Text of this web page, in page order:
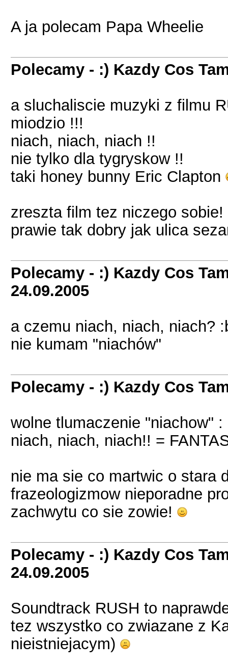
A ja polecam Papa Wheelie
Polecamy - :) Kazdy Cos
a sluchaliscie muzyki z filmu
miodzio !!!
niach, niach, niach !!
nie tylko dla tygryskow !!
taki honey bunny Eric Clapton
zreszta film tez niczego sobie!
prawie tak dobry jak ulica
Polecamy - :) Kazdy Cos
24.09.2005
a czemu niach, niach, niach?
nie kumam "niachów"
Polecamy - :) Kazdy Cos
wolne tlumaczenie "niachow" :
niach, niach, niach!! =
nie ma sie co martwic o stara
frazeologizmow nieporadne
zachwytu co sie zowie!
Polecamy - :) Kazdy Cos
24.09.2005
Soundtrack RUSH to
tez wszystko co zwiazane z
nieistniejacym)